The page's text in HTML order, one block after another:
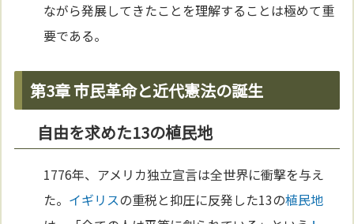
ながら発展してきたことを理解することは極めて重
要である。
第3章 市民革命と近代憲法の誕生
自由を求めた13の植民地
1776年、アメリカ独立宣言は全世界に衝撃を与え
た。 イギリスの重税と抑圧に反発した13の植民地